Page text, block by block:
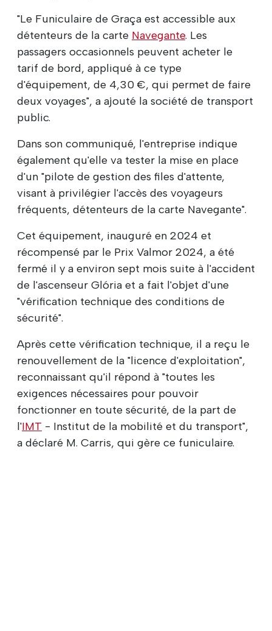
"Le Funiculaire de Graça est accessible aux
détenteurs de la carte Navegante. Les
passagers occasionnels peuvent acheter le
tarif de bord, appliqué à ce type
d'équipement, de 4,30 €, qui permet de faire
deux voyages", a ajouté la société de transport
public.
Dans son communiqué, l'entreprise indique
également qu'elle va tester la mise en place
d'un "pilote de gestion des files d'attente,
visant à privilégier l'accès des voyageurs
fréquents, détenteurs de la carte Navegante".
Cet équipement, inauguré en 2024 et
récompensé par le Prix Valmor 2024, a été
fermé il y a environ sept mois suite à l'accident
de l'ascenseur Glória et a fait l'objet d'une
"vérification technique des conditions de
sécurité".
Après cette vérification technique, il a reçu le
renouvellement de la "licence d'exploitation",
reconnaissant qu'il répond à "toutes les
exigences nécessaires pour pouvoir
fonctionner en toute sécurité, de la part de
l'IMT - Institut de la mobilité et du transport",
a déclaré M. Carris, qui gère ce funiculaire.